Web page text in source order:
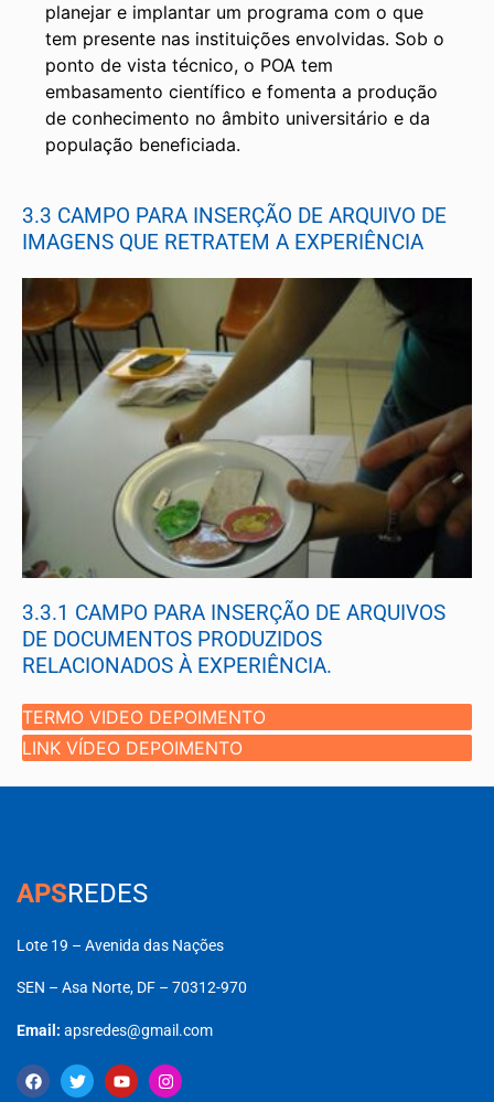
planejar e implantar um programa com o que
tem presente nas instituições envolvidas. Sob o
ponto de vista técnico, o POA tem
embasamento científico e fomenta a produção
de conhecimento no âmbito universitário e da
população beneficiada.
3.3 CAMPO PARA INSERÇÃO DE ARQUIVO DE
IMAGENS QUE RETRATEM A EXPERIÊNCIA
3.3.1 CAMPO PARA INSERÇÃO DE ARQUIVOS
DE DOCUMENTOS PRODUZIDOS
RELACIONADOS À EXPERIÊNCIA.
TERMO VIDEO DEPOIMENTO
LINK VÍDEO DEPOIMENTO
APSREDES
Lote 19 – Avenida das Nações
SEN – Asa Norte, DF – 70312-970
Email: apsredes@gmail.com